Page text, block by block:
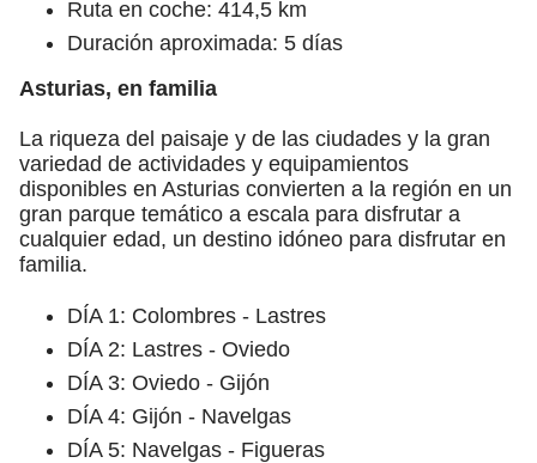
Ruta en coche: 414,5 km
Duración aproximada: 5 días
Asturias, en familia
La riqueza del paisaje y de las ciudades y la gran
variedad de actividades y equipamientos
disponibles en Asturias convierten a la región en un
gran parque temático a escala para disfrutar a
cualquier edad, un destino idóneo para disfrutar en
familia.
DÍA 1: Colombres - Lastres
DÍA 2: Lastres - Oviedo
DÍA 3: Oviedo - Gijón
DÍA 4: Gijón - Navelgas
DÍA 5: Navelgas - Figueras